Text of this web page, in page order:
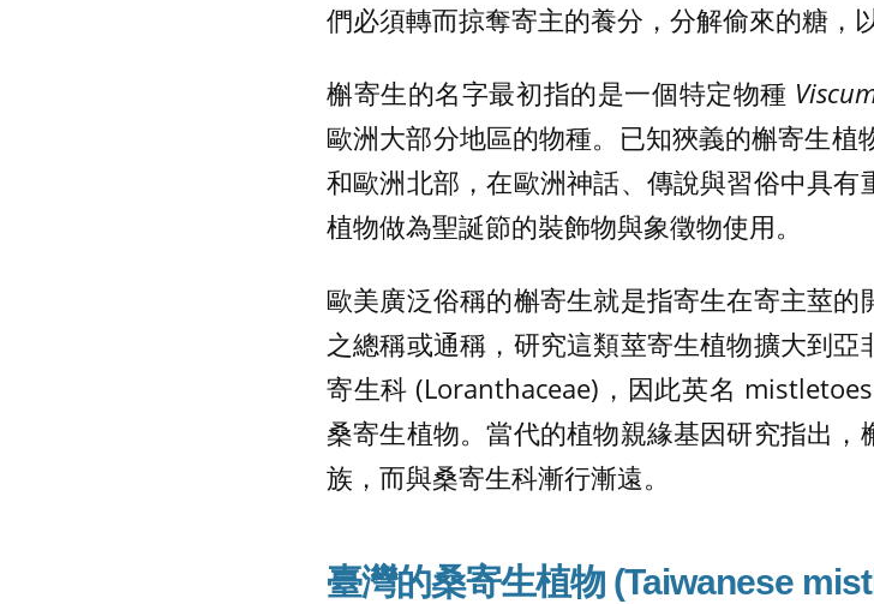
們必須轉而掠奪寄主的養分，分解偷來的糖，
槲寄生的名字最初指的是一個特定物種
歐洲大部分地區的物種。已知狹義的槲寄生
和歐洲北部，在歐洲神話、傳說與習俗中具
植物做為聖誕節的裝飾物與象徵物使用。
歐美廣泛俗稱的槲寄生就是指寄生在寄主莖
之總稱或通稱，研究這類莖寄生植物擴大到
寄生科 (Loranthaceae)，因此英名
桑寄生植物。當代的植物親緣基因研究指出
族，而與桑寄生科漸行漸遠。
臺灣的桑寄生植物 (Taiwanese